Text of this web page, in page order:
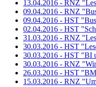
13.04.2016 - RNZ
09.04.2016 - RNZ
09.04.2016 - HST
02.04.2016 - HST
31.03.2016 - RNZ
30.03.2016 - HST
30.03.2016 - HST "BI
30.03.2016 - RNZ
26.03.2016 - HST
15.03.2016 - RNZ